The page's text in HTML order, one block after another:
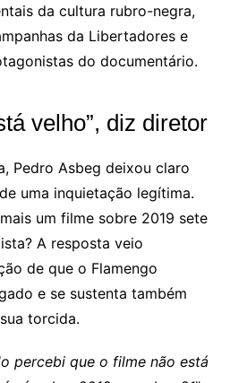
da cultura rubro-negra,
da Libertadores e
do documentário.
velho”, diz diretor
Pedro Asbeg deixou claro
uma inquietação legítima.
um filme sobre 2019 sete
A resposta veio
de que o Flamengo
e se sustenta também
torcida.
percebi que o filme não está